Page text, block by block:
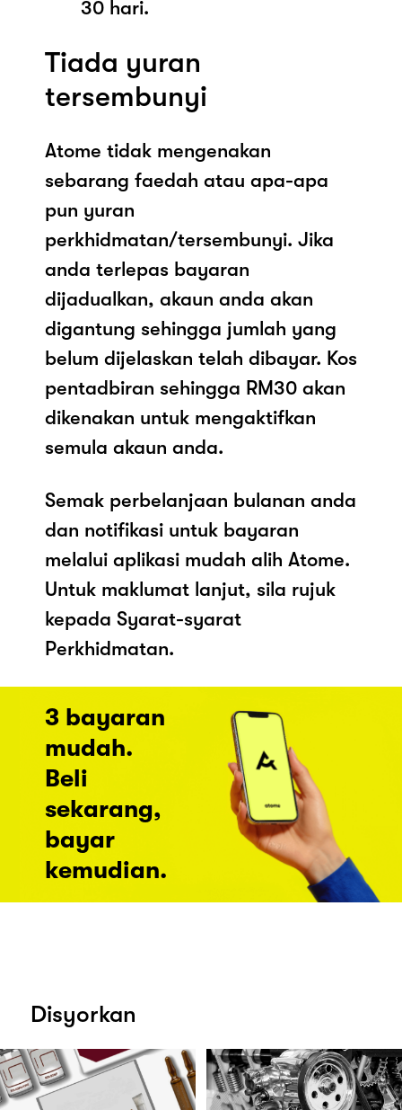
30 hari.
Tiada yuran
tersembunyi
Atome tidak mengenakan
sebarang faedah atau apa-apa
pun yuran
perkhidmatan/tersembunyi. Jika
anda terlepas bayaran
dijadualkan, akaun anda akan
digantung sehingga jumlah yang
belum dijelaskan telah dibayar. Kos
pentadbiran sehingga RM30 akan
dikenakan untuk mengaktifkan
semula akaun anda.
Semak perbelanjaan bulanan anda
dan notifikasi untuk bayaran
melalui aplikasi mudah alih Atome.
Untuk maklumat lanjut, sila rujuk
kepada Syarat-syarat
Perkhidmatan.
3 bayaran
mudah.
Beli
sekarang,
bayar
kemudian.
Disyorkan